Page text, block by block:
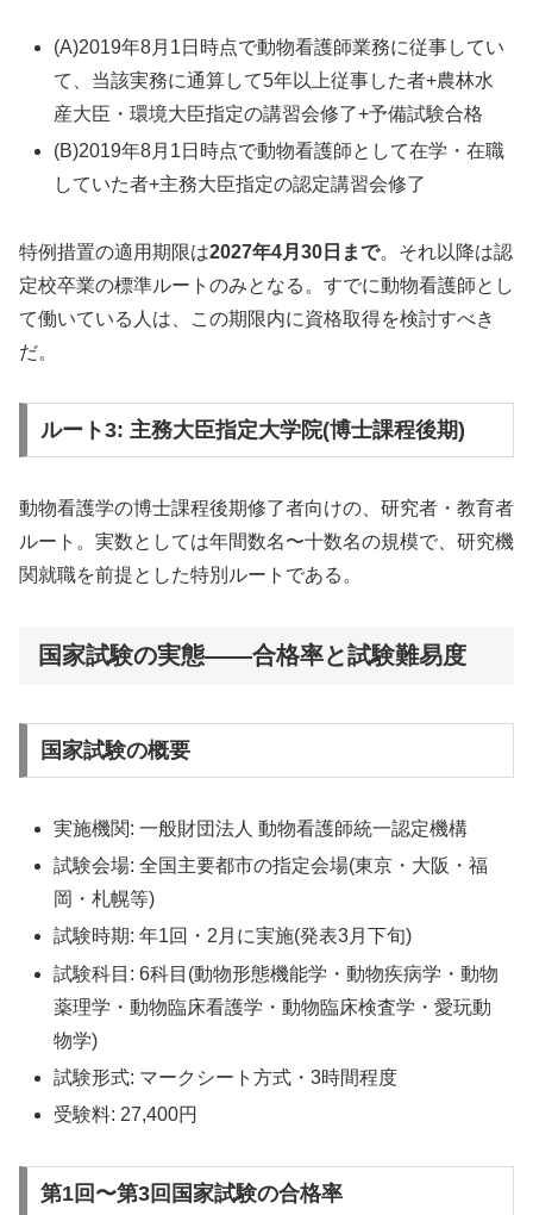
(A)2019年8月1日時点で動物看護師業務に従事してい
て、当該実務に通算して5年以上従事した者+農林水
産大臣・環境大臣指定の講習会修了+予備試験合格
(B)2019年8月1日時点で動物看護師として在学・在職
していた者+主務大臣指定の認定講習会修了
特例措置の適用期限は2027年4月30日まで。それ以降は認
定校卒業の標準ルートのみとなる。すでに動物看護師とし
て働いている人は、この期限内に資格取得を検討すべき
だ。
ルート3: 主務大臣指定大学院(博士課程後期)
動物看護学の博士課程後期修了者向けの、研究者・教育者
ルート。実数としては年間数名〜十数名の規模で、研究機
関就職を前提とした特別ルートである。
国家試験の実態——合格率と試験難易度
国家試験の概要
実施機関: 一般財団法人 動物看護師統一認定機構
試験会場: 全国主要都市の指定会場(東京・大阪・福
岡・札幌等)
試験時期: 年1回・2月に実施(発表3月下旬)
試験科目: 6科目(動物形態機能学・動物疾病学・動物
薬理学・動物臨床看護学・動物臨床検査学・愛玩動
物学)
試験形式: マークシート方式・3時間程度
受験料: 27,400円
第1回〜第3回国家試験の合格率